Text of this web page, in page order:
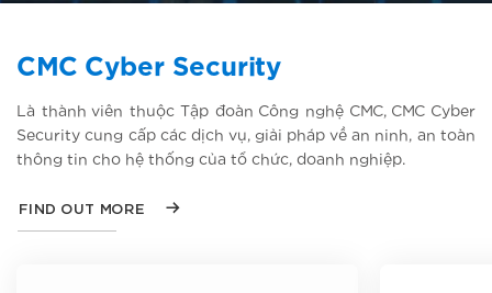
CMC Cyber Security
Là thành viên thuộc Tập đoàn Công nghệ CMC, CMC Cyber
Security cung cấp các dịch vụ, giải pháp về an ninh, an toàn
thông tin cho hệ thống của tổ chức, doanh nghiệp.
FIND OUT MORE